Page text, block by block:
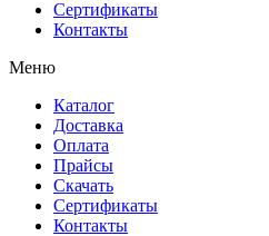
Сертификаты
Контакты
Меню
Каталог
Доставка
Оплата
Прайсы
Cкачать
Сертификаты
Контакты